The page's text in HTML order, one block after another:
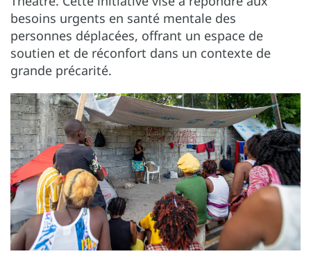
besoins urgents en santé mentale des
personnes déplacées, offrant un espace de
soutien et de réconfort dans un contexte de
grande précarité.